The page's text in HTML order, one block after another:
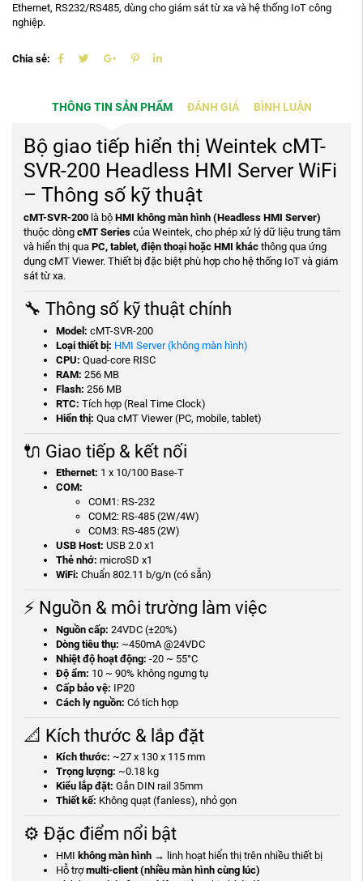
Ethernet, RS232/RS485, dùng cho giám sát từ xa và hệ thống IoT công
nghiệp.
Chia sẻ:
THÔNG TIN SẢN PHẨM ĐÁNH GIÁ BÌNH LUẬN
Bộ giao tiếp hiển thị Weintek cMT-
SVR-200 Headless HMI Server WiFi
– Thông số kỹ thuật
cMT-SVR-200là bộ HMI không màn hình (Headless HMI Server)
thuộc dòng cMT Seriescủa Weintek, cho phép xử lý dữ liệu trung tâm
và hiển thị qua PC, tablet, điện thoại hoặc HMI khácthông qua ứng
dụng cMT Viewer. Thiết bị đặc biệt phù hợp cho hệ thống IoT và giám
sát từ xa.
🔧 Thông số kỹ thuật chính
Model: cMT-SVR-200
Loại thiết bị: HMI Server (không màn hình)
CPU: Quad-core RISC
RAM: 256 MB
Flash: 256 MB
RTC: Tích hợp (Real Time Clock)
Hiển thị: Qua cMT Viewer (PC, mobile, tablet)
🔌 Giao tiếp & kết nối
Ethernet: 1 x 10/100 Base-T
COM:
COM1: RS-232
COM2: RS-485 (2W/4W)
COM3: RS-485 (2W)
USB Host: USB 2.0 x1
Thẻ nhớ: microSD x1
WiFi: Chuẩn 802.11 b/g/n (có sẵn)
⚡ Nguồn & môi trường làm việc
Nguồn cấp: 24VDC (±20%)
Dòng tiêu thụ: ~450mA @24VDC
Nhiệt độ hoạt động: -20 ~ 55°C
Độ ẩm: 10 ~ 90% không ngưng tụ
Cấp bảo vệ: IP20
Cách ly nguồn: Có tích hợp
📐 Kích thước & lắp đặt
Kích thước: ~27 x 130 x 115 mm
Trọng lượng: ~0.18 kg
Kiểu lắp đặt: Gắn DIN rail 35mm
Thiết kế: Không quạt (fanless), nhỏ gọn
⚙️ Đặc điểm nổi bật
HMI không màn hình→ linh hoạt hiển thị trên nhiều thiết bị
Hỗ trợmulti-client (nhiều màn hình cùng lúc)